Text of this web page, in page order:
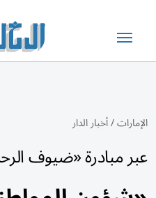
الإمارات/أخبار الدار
عبر مبادرة «ضيوف